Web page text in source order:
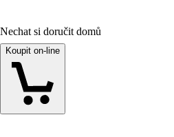
Nechat si doručit domů
Koupit on-line